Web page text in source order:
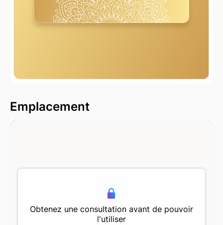
Emplacement
Obtenez une consultation avant de pouvoir
l'utiliser
500 m